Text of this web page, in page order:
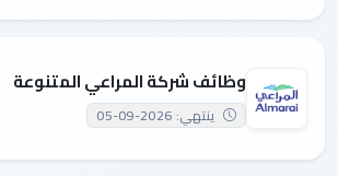
وظائف شركة المراعي المتنوعة
ينتهي: 2026-09-05